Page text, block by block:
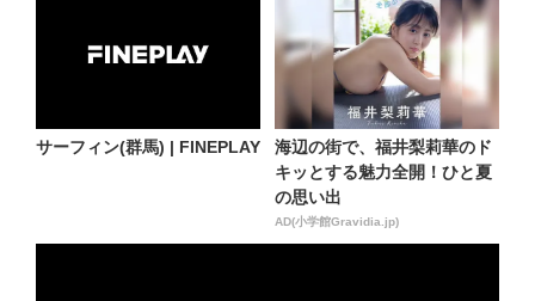
サーフィン(群馬) | FINEPLAY
海辺の街で、福井梨莉華のド
キッとする魅力全開！ひと夏
の思い出
AD(小学館Gravidia.jp)